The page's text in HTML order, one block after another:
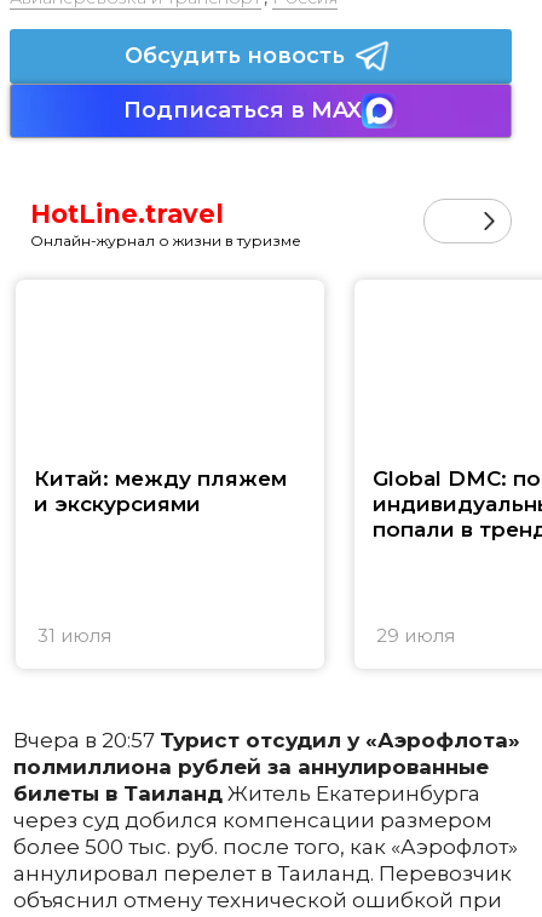
Обсудить новость
Подписаться в MAX
HotLine.travel
Онлайн-журнал о жизни в туризме
Китай: между пляжем
и экскурсиями
31 июля
Global DMC:
попали в
29 июля
Вчера в 20:57 Турист отсудил у «Аэрофлота»
полмиллиона рублей за аннулированные
билеты в ТаиландЖитель Екатеринбурга
через суд добился компенсации размером
более 500 тыс. руб. после того, как «Аэрофлот»
аннулировал перелет в Таиланд. Перевозчик
объяснил отмену технической ошибкой при